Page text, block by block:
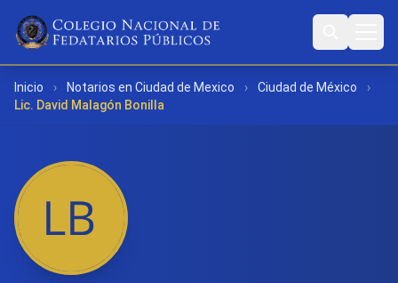
Inicio › Notarios en Ciudad de Mexico › Ciudad de México
›
Lic. David Malagón Bonilla